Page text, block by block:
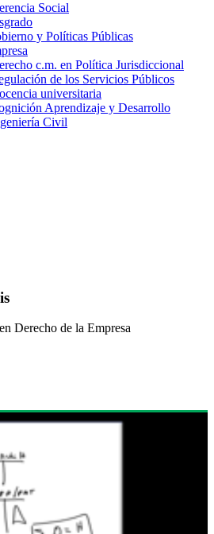
Social
y Políticas Públicas
c.m. en Política Jurisdiccional
de los Servicios Públicos
universitaria
Aprendizaje y Desarrollo
Civil
Derecho de la Empresa